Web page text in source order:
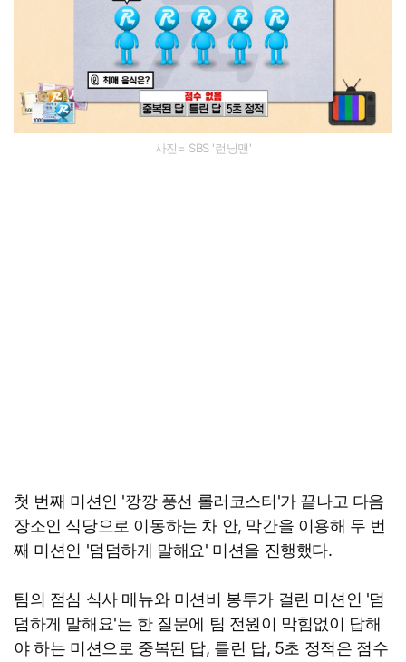
사진= SBS '런닝맨'
첫 번째 미션인 '깡깡 풍선 롤러코스터'가 끝나고 다음
장소인 식당으로 이동하는 차 안, 막간을 이용해 두 번
째 미션인 '덤덤하게 말해요' 미션을 진행했다.
팀의 점심 식사 메뉴와 미션비 봉투가 걸린 미션인 '덤
덤하게 말해요'는 한 질문에 팀 전원이 막힘없이 답해
야 하는 미션으로 중복된 답, 틀린 답, 5초 정적은 점수